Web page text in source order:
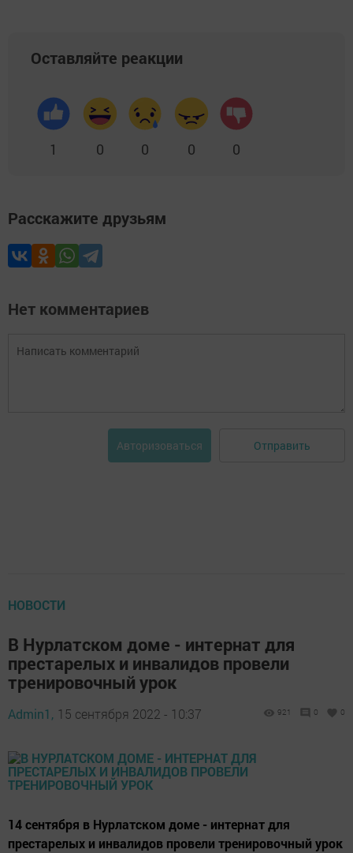
Оставляйте реакции
1 0 0 0 0
Расскажите друзьям
Нет комментариев
Авторизоваться Отправить
НОВОСТИ
В Нурлатском доме - интернат для
престарелых и инвалидов провели
тренировочный урок
Admin1, 15 сентября 2022 - 10:37 921 0 0
14 сентября в Нурлатском доме - интернат для
престарелых и инвалидов провели тренировочный урок